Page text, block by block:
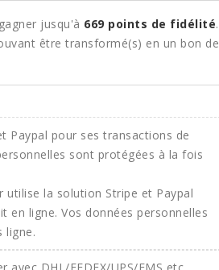
jusqu'à 669 points de fidélité.
être transformé(s) en un bon de
utilise la solution Stripe et Paypal
en ligne. Vos données personnelles
ligne.